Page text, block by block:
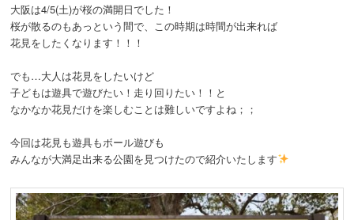
大阪は4/5(土)が桜の満開日でした！
桜が散るのもあっという間で、この時期は時間が出来れば
花見をしたくなります！！！
でも…大人は花見をしたいけど
子どもは遊具で遊びたい！走り回りたい！！と
なかなか花見だけを楽しむことは難しいですよね；；
今回は花見も遊具もボール遊びも
みんなが大満足出来る公園を見つけたので紹介いたします